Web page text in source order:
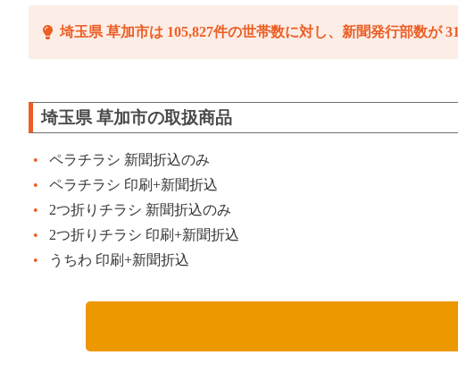
埼玉県 草加市は 105,827件の世帯数に対し、新聞発行部数が
埼玉県 草加市の取扱商品
ペラチラシ 新聞折込のみ
ペラチラシ 印刷+新聞折込
2つ折りチラシ 新聞折込のみ
2つ折りチラシ 印刷+新聞折込
うちわ 印刷+新聞折込